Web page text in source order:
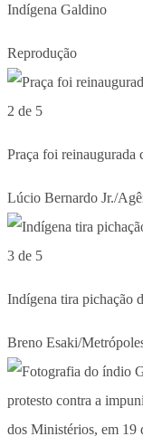
Indígena Galdino
Reprodução
2 de 5
Praça foi reinaugurada
Lúcio Bernardo Jr./
3 de 5
Indígena tira pichação
Breno Esaki/